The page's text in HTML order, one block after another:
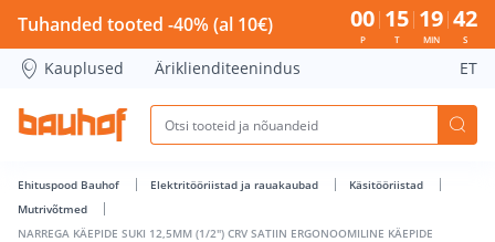
NARREGA KÄEPIDE SUKI 12,5MM (1/2&quot;) CRV SATIIN
Tuhanded tooted -40% (al 10€) 00
P
15
T
19
MIN
42
S
Kauplused Äriklienditeenindus ET
Ehituspood Bauhof Elektritööriistad ja rauakaubad
Käsitööriistad
Mutrivõtmed
NARREGA KÄEPIDE SUKI 12,5MM (1/2") CRV SATIIN ERGONOOMILINE KÄEPIDE